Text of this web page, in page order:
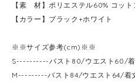
【素 材】ポリエステル60% コット
【カラー】ブラック+ホワイト
※※サイズ参考(cm)※※
S----------バスト80/ウエスト60/
M---------バスト84/ウエスト64/着